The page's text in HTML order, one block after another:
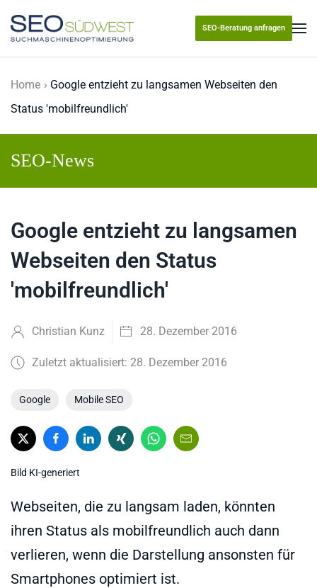
Skip to main content
SEO-Beratung anfragen
Home
Google entzieht zu langsamen Webseiten den
Status 'mobilfreundlich'
SEO-News
Google entzieht zu langsamen
Webseiten den Status
'mobilfreundlich'
Christian Kunz 28. Dezember 2016
Zuletzt aktualisiert: 28. Dezember 2016
Google Mobile SEO
Bild KI-generiert
Webseiten, die zu langsam laden, könnten
ihren Status als mobilfreundlich auch dann
verlieren, wenn die Darstellung ansonsten für
Smartphones optimiert ist.